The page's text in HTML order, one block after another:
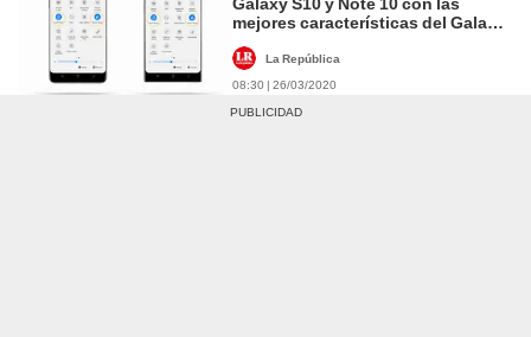
mejores características del Galaxy
La República
08:30 | 26/03/2020